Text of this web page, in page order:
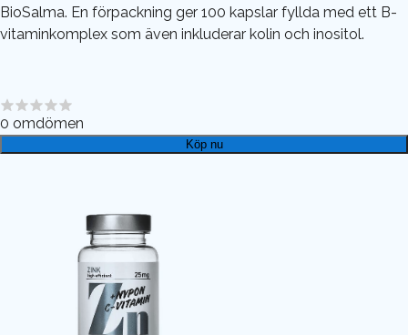
BioSalma. En förpackning ger 100 kapslar fyllda med ett B-
vitaminkomplex som även inkluderar kolin och inositol.
0 omdömen
Köp nu